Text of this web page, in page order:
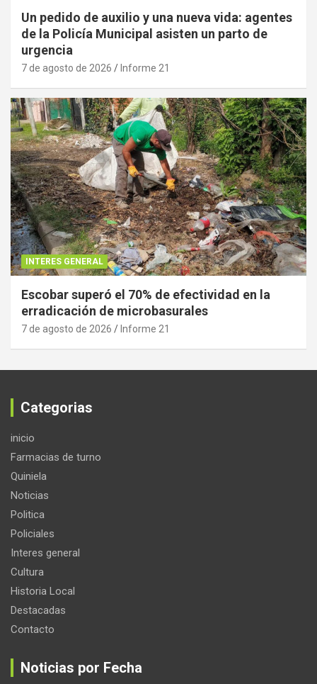
Un pedido de auxilio y una nueva vida: agentes
de la Policía Municipal asisten un parto de
urgencia
7 de agosto de 2026 Informe 21
INTERES GENERAL
Escobar superó el 70% de efectividad en la
erradicación de microbasurales
7 de agosto de 2026 Informe 21
Categorias
inicio
Farmacias de turno
Quiniela
Noticias
Politica
Policiales
Interes general
Cultura
Historia Local
Destacadas
Contacto
Noticias por Fecha